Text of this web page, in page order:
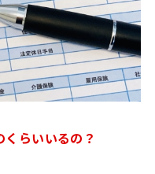
くらいいるの？